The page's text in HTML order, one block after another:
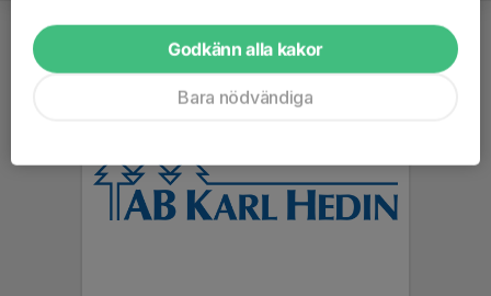
Godkänn alla kakor
Bara nödvändiga